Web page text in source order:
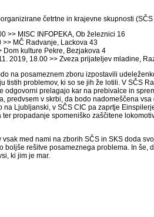
četrtne in krajevne skupnosti
>> MISC INFOPEKA, Ob železnici 16
>> MČ Radvanje, Lackova 43
Dom kulture Pekre, Bezjakova 4
2019, 18.00 >> Zveza prijateljev mladine,
na posameznem zboru izpostavili
tistih problemov, ki so se jih že lotili. V SČS
odgovorni prelagajo kar na prebivalce in
predvsem v skrbi, da bodo nadomeščena
Ljubljanski, v SČS CIC pa zaprtje
propadanje spomeniško zaščitene
med nami na zborih SČS in SKS doda
boljše rešitve posameznega problema. In še,
ki jim je mar.